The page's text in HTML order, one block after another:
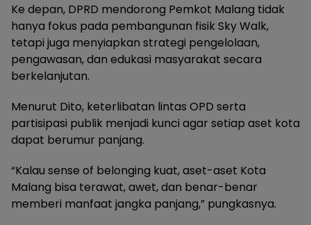
Ke depan, DPRD mendorong Pemkot Malang tidak
hanya fokus pada pembangunan fisik Sky Walk,
tetapi juga menyiapkan strategi pengelolaan,
pengawasan, dan edukasi masyarakat secara
berkelanjutan.
Menurut Dito, keterlibatan lintas OPD serta
partisipasi publik menjadi kunci agar setiap aset kota
dapat berumur panjang.
“Kalau sense of belonging kuat, aset-aset Kota
Malang bisa terawat, awet, dan benar-benar
memberi manfaat jangka panjang,” pungkasnya.